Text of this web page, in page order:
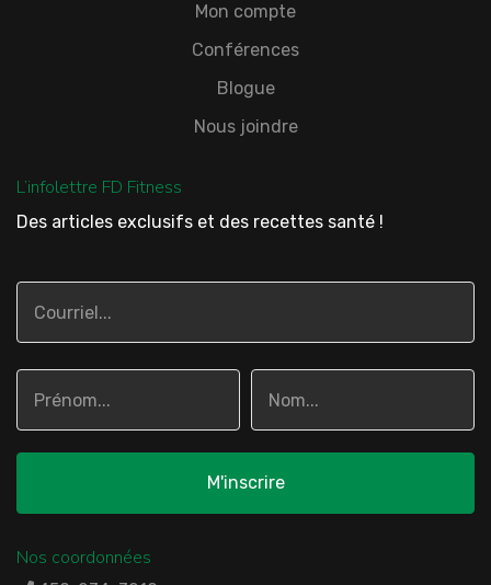
Mon compte
Conférences
Blogue
Nous joindre
L’infolettre FD Fitness
Des articles exclusifs et des recettes santé !
Nos coordonnées